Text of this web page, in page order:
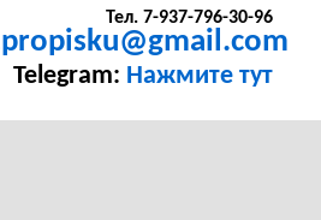
Тел. 7-937-796-30-96
Telegram: Нажмите тут